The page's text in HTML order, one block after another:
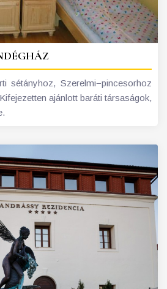
sétányhoz, Szerelmi−pincesorhoz
ajánlott baráti társaságok,